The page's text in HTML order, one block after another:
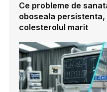
Ce probleme de
oboseala
colesterolul marit